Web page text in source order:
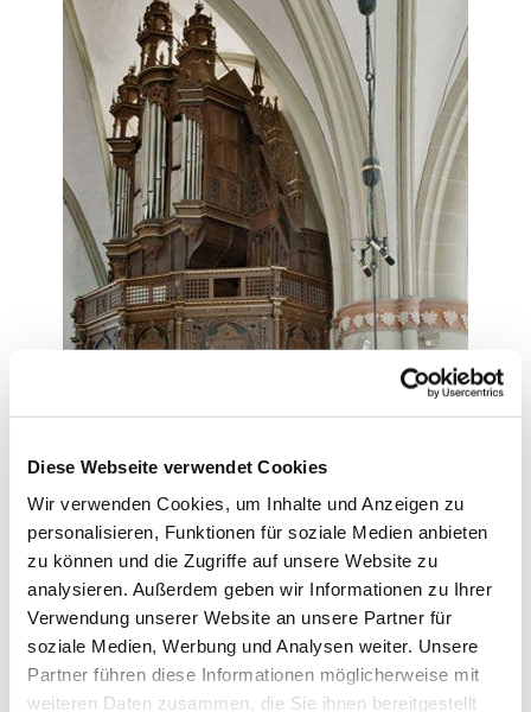
Diese Webseite verwendet Cookies
Wir verwenden Cookies, um Inhalte und Anzeigen zu
personalisieren, Funktionen für soziale Medien anbieten
zu können und die Zugriffe auf unsere Website zu
analysieren. Außerdem geben wir Informationen zu Ihrer
Verwendung unserer Website an unsere Partner für
soziale Medien, Werbung und Analysen weiter. Unsere
Partner führen diese Informationen möglicherweise mit
weiteren Daten zusammen, die Sie ihnen bereitgestellt
Die Schwalbennestorgel
Nachweisbar ist die erste Orgel in St. Marien Lemgo
für das Jahr 1455. In den Jahren 1586-1595 erbaute